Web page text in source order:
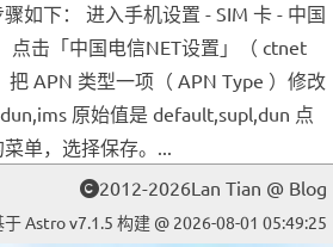
如下： 进入手机设置 - SIM 卡 - 中国
点击「中国电信NET设置」（ ctnet
把 APN 类型一项（ APN Type ）修改
原始值是 default,supl,dun 点
单，选择保存。...
2012-2026Lan Tian @ Blog
于 Astro v7.1.5 构建 @ 2026-08-01 05:49:25